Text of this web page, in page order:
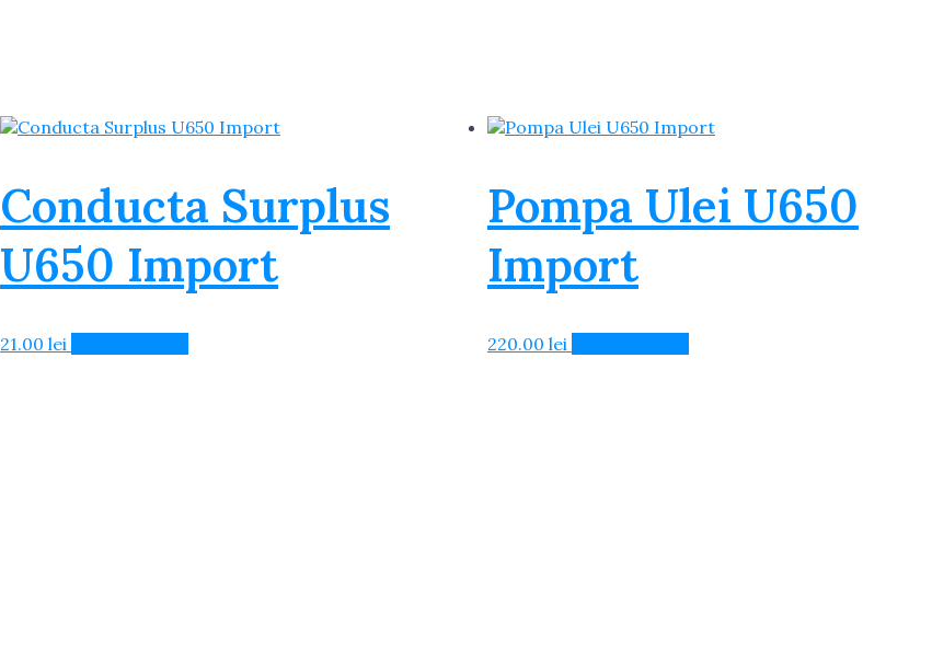
Conducta Surplus
U650 Import
21.00 lei
Pompa Ulei U650
Import
220.00 lei